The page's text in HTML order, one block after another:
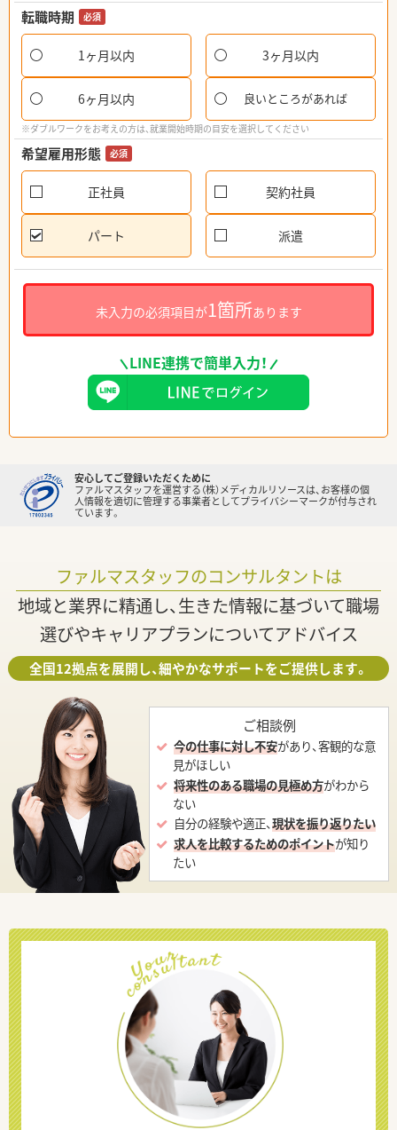
転職時期 必須
1ヶ月以内 3ヶ月以内
6ヶ月以内 良いところがあれば
※ダブルワークをお考えの方は、就業開始時期の目安を選択してください
希望雇用形態 必須
正社員 契約社員
パート 派遣
未入力の必須項目が1箇所あります
LINE連携で簡単入力！
安心してご登録いただくために
ファルマスタッフを運営する（株）メディカルリソースは、お客様の個
人情報を適切に管理する事業者としてプライバシーマークが付与され
ています。
ファルマスタッフのコンサルタントは
地域と業界に精通し、生きた情報に基づいて職場
選びやキャリアプランについてアドバイス
全国12拠点を展開し、細やかなサポートをご提供します。
ご相談例
今の仕事に対し不安があり、客観的な意
見がほしい
将来性のある職場の見極め方がわから
ない
自分の経験や適正、現状を振り返りたい
求人を比較するためのポイントが知り
たい